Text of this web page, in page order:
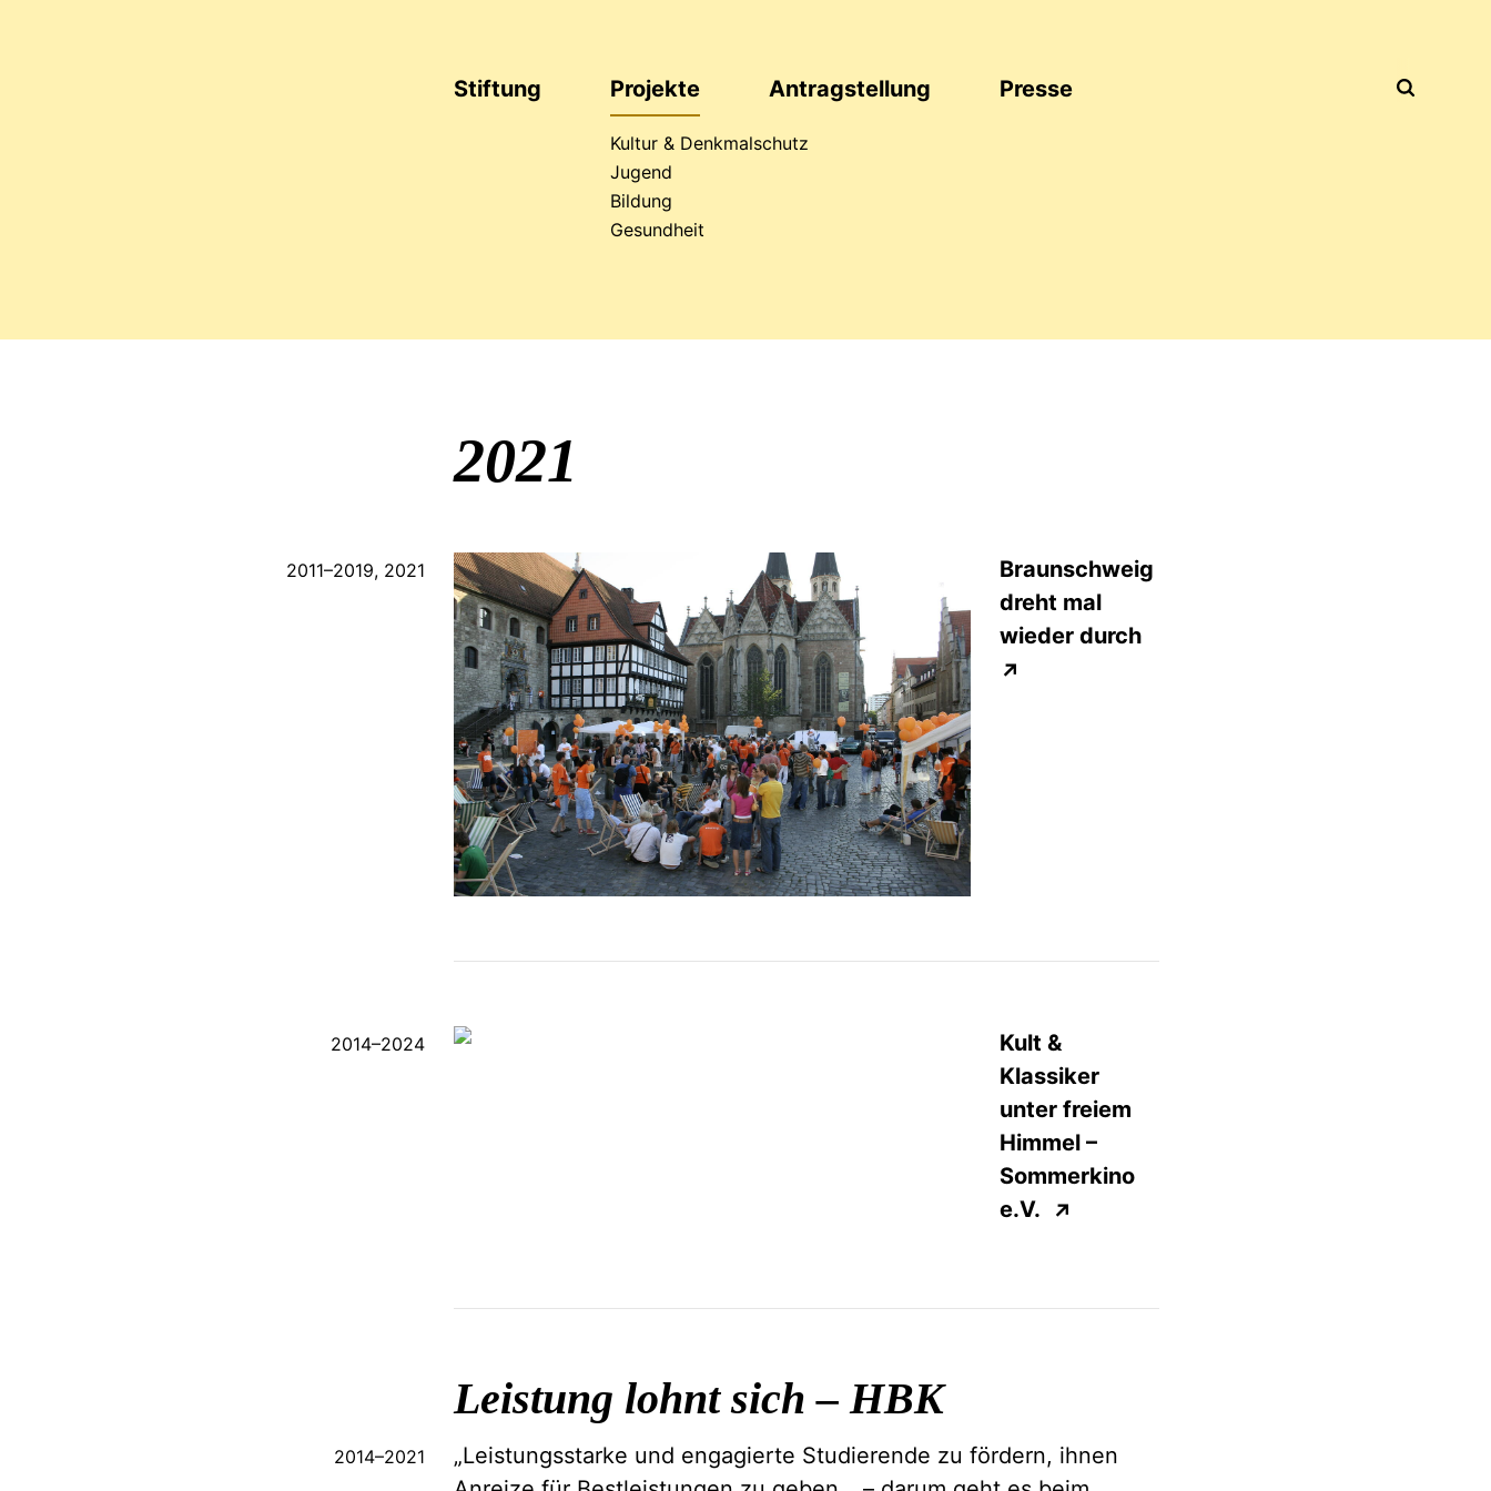
Stiftung Projekte
Kultur & Denkmalschutz
Jugend
Bildung
Gesundheit
Antragstellung Presse
2021
Braunschweig
dreht mal
wieder durch
↗
2011–2019, 2021
Kult &
Klassiker
unter freiem
Himmel –
Sommerkino
e.V.
↗
2014–2024
Leistung lohnt sich –HBK
2014–2021
„Leistungsstarke und engagierte Studierende zu fördern, ihnen